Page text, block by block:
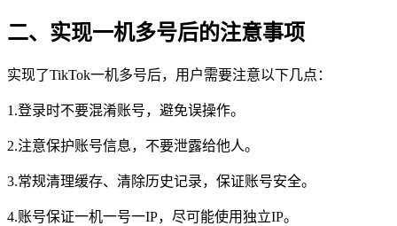
二、 实现一机多号后的注意事项
实现了TikTok一机多号后，用户需要注意以下几点：
1.登录时不要混淆账号，避免误操作。
2.注意保护账号信息，不要泄露给他人。
3.常规清理缓存、清除历史记录，保证账号安全。
4.账号保证一机一号一IP，尽可能使用独立IP。